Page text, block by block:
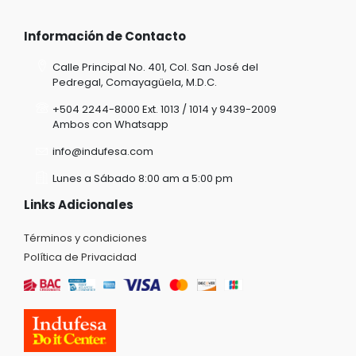
Información de Contacto
Calle Principal No. 401, Col. San José del
Pedregal, Comayagüela, M.D.C.
+504 2244-8000 Ext. 1013 / 1014 y 9439-2009
Ambos con Whatsapp
info@indufesa.com
Lunes a Sábado 8:00 am a 5:00 pm
Links Adicionales
Términos y condiciones
Política de Privacidad